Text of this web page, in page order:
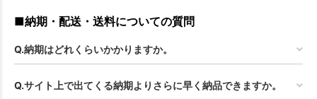
■納期・配送・送料についての質問
Q.納期はどれくらいかかりますか。
Q.サイト上で出てくる納期よりさらに早く納品できますか。